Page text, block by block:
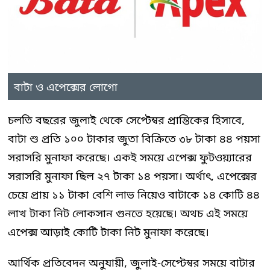
বাটা ও এপেক্সের লোগো
চলতি বছরের জুলাই থেকে সেপ্টেম্বর প্রান্তিকের হিসাবে,
বাটা শু প্রতি ১০০ টাকার জুতা বিক্রিতে ৩৮ টাকা ৪৪ পয়সা
সরাসরি মুনাফা করেছে। একই সময়ে এপেক্স ফুটওয়্যারের
সরাসরি মুনাফা ছিল ২৭ টাকা ১৪ পয়সা। অর্থাৎ, এপেক্সের
চেয়ে প্রায় ১১ টাকা বেশি লাভ নিয়েও বাটাকে ১৪ কোটি ৪৪
লাখ টাকা নিট লোকসান গুনতে হয়েছে। অথচ এই সময়ে
এপেক্স আড়াই কোটি টাকা নিট মুনাফা করেছে।
আর্থিক প্রতিবেদন অনুযায়ী, জুলাই-সেপ্টেম্বর সময়ে বাটার